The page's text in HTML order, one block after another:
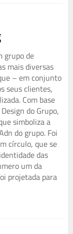
grupo de
mais diversas
– em conjunto
seus clientes,
Com base
do Grupo,
simboliza a
do grupo. Foi
círculo, que se
das
um da
projetada para